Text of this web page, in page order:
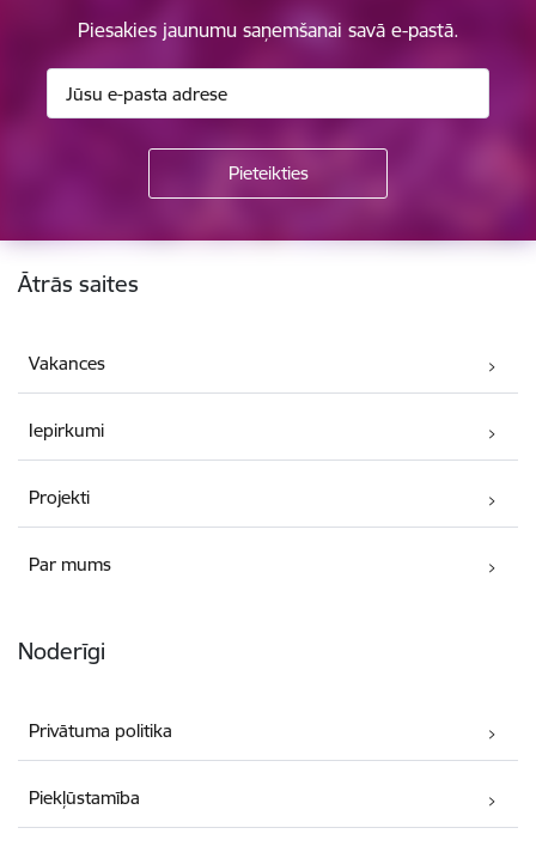
Piesakies jaunumu saņemšanai savā e-pastā.
Kājene
Ātrās saites
Vakances
Iepirkumi
Projekti
Par mums
Noderīgi
Privātuma politika
Piekļūstamība